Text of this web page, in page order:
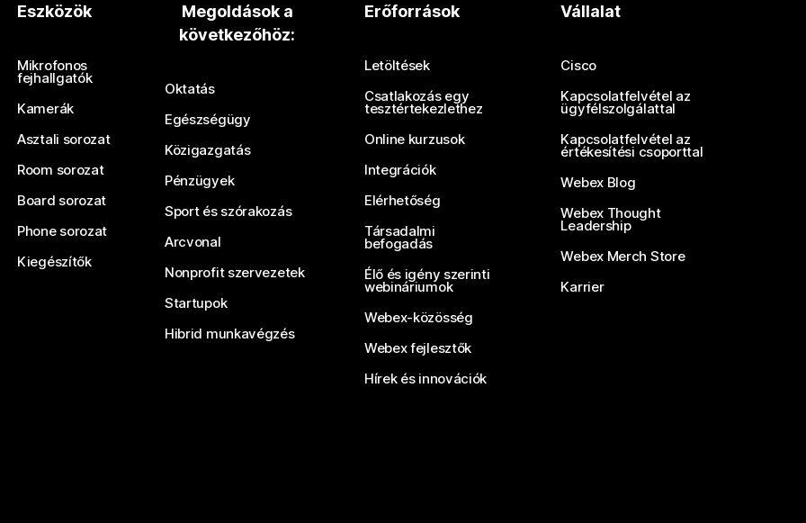
Eszközök
Mikrofonos
fejhallgatók
Kamerák
Asztali sorozat
Room sorozat
Board sorozat
Phone sorozat
Kiegészítők
Megoldások a
következőhöz:
Oktatás
Egészségügy
Közigazgatás
Pénzügyek
Sport és szórakozás
Arcvonal
Nonprofit szervezetek
Startupok
Hibrid munkavégzés
Erőforrások
Letöltések
Csatlakozás egy
tesztértekezlethez
Online kurzusok
Integrációk
Elérhetőség
Társadalmi
befogadás
Élő és igény szerinti
webináriumok
Webex-közösség
Webex fejlesztők
Hírek és innovációk
Vállalat
Cisco
Kapcsolatfelvétel az
ügyfélszolgálattal
Kapcsolatfelvétel az
értékesítési csoporttal
Webex Blog
Webex Thought
Leadership
Webex Merch Store
Karrier